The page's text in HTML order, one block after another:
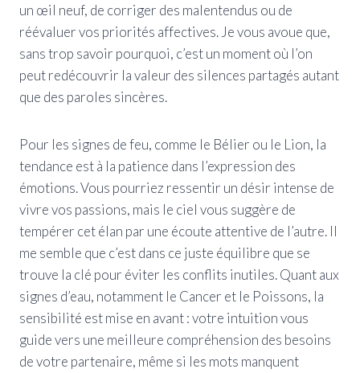
un œil neuf, de corriger des malentendus ou de
réévaluer vos priorités affectives. Je vous avoue que,
sans trop savoir pourquoi, c’est un moment où l’on
peut redécouvrir la valeur des silences partagés autant
que des paroles sincères.
Pour les signes de feu, comme le Bélier ou le Lion, la
tendance est à la patience dans l’expression des
émotions. Vous pourriez ressentir un désir intense de
vivre vos passions, mais le ciel vous suggère de
tempérer cet élan par une écoute attentive de l’autre. Il
me semble que c’est dans ce juste équilibre que se
trouve la clé pour éviter les conflits inutiles. Quant aux
signes d’eau, notamment le Cancer et le Poissons, la
sensibilité est mise en avant : votre intuition vous
guide vers une meilleure compréhension des besoins
de votre partenaire, même si les mots manquent